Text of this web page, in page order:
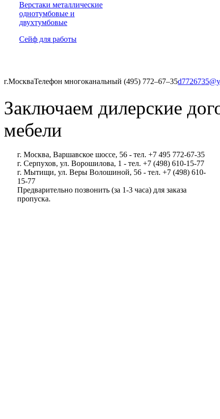
Верстаки металлические
однотумбовые и
двухтумбовые
Сейф для работы
г.МоскваТелефон многоканальный (495) 772‒67‒35
Заключаем дилерские
мебели
г. Москва, Варшавское шоссе, 56 - тел. +7 495 772-67-35
г. Серпухов, ул. Ворошилова, 1 - тел. +7 (498) 610-15-77
г. Мытищи, ул. Веры Волошиной, 56 - тел. +7 (498) 610-
15-77
Предварительно позвонить (за 1-3 часа) для заказа
пропуска.